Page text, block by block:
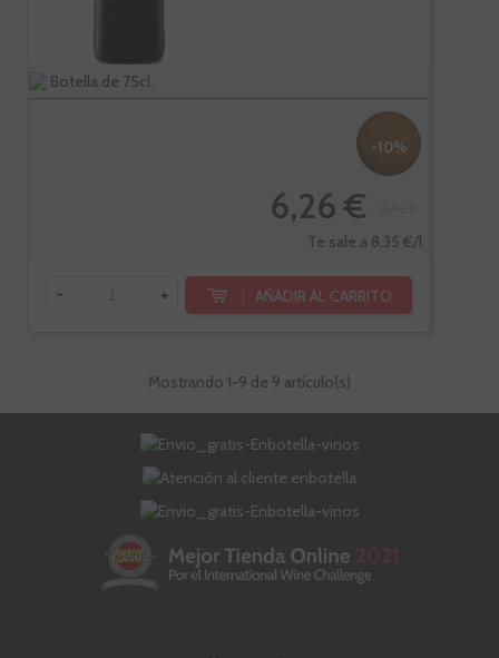
Botella de 75cl.
-10%
6,26 €
Te sale a 8,35 €/l
- + AÑADIR AL CARRITO
Mostrando 1-9 de 9 artículo(s)